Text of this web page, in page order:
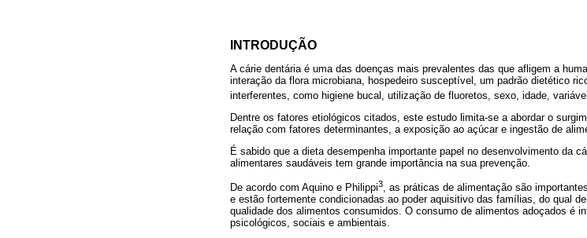
INTRODUÇÃO
A cárie dentária é uma das doenças mais prevalentes das que afligem a
interação da flora microbiana, hospedeiro susceptível, um padrão dietético
interferentes, como higiene bucal, utilização de fluoretos, sexo, idade,
Dentre os fatores etiológicos citados, este estudo limita-se a abordar o
relação com fatores determinantes, a exposição ao açúcar e ingestão de
É sabido que a dieta desempenha importante papel no desenvolvimento da
alimentares saudáveis tem grande importância na sua prevenção.
De acordo com Aquino e Philippi3, as práticas de alimentação são
e estão fortemente condicionadas ao poder aquisitivo das famílias, do qual
qualidade dos alimentos consumidos. O consumo de alimentos adoçados é
psicológicos, sociais e ambientais.